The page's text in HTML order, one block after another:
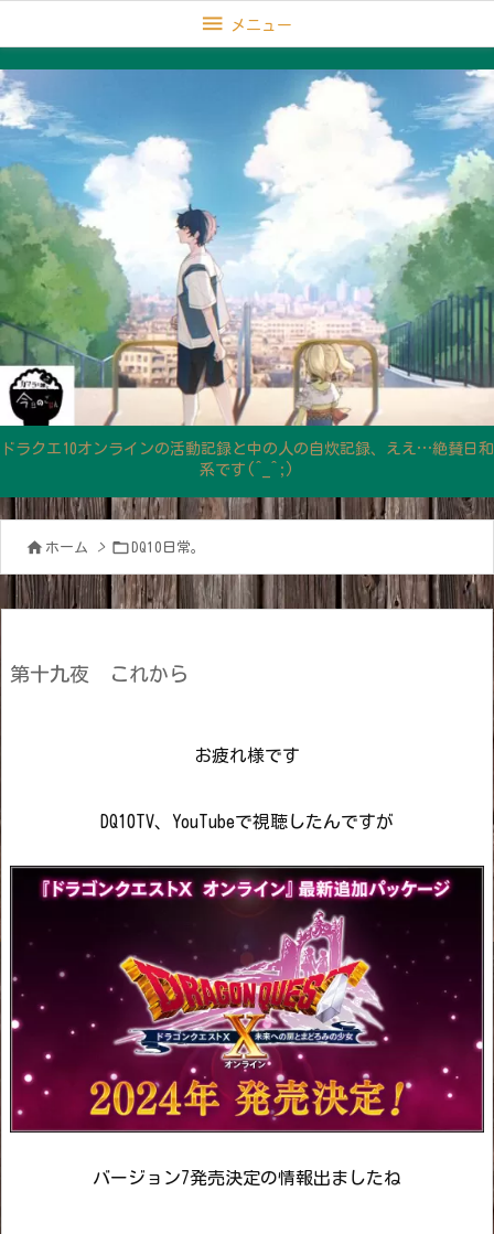
メニュー
ドラクエ10オンラインの活動記録と中の人の自炊記録、ええ…絶賛日和
系です(^_^;)
 ホーム >  DQ10日常。
第十九夜 これから
お疲れ様です
DQ10TV、YouTubeで視聴したんですが
バージョン7発売決定の情報出ましたね